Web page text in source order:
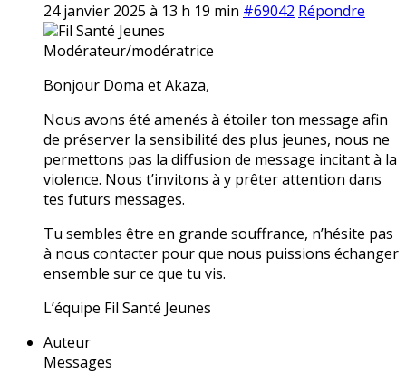
24 janvier 2025 à 13 h 19 min #69042 Répondre
Fil Santé Jeunes
Modérateur/modératrice
Bonjour Doma et Akaza,
Nous avons été amenés à étoiler ton message afin
de préserver la sensibilité des plus jeunes, nous ne
permettons pas la diffusion de message incitant à la
violence. Nous t’invitons à y prêter attention dans
tes futurs messages.
Tu sembles être en grande souffrance, n’hésite pas
à nous contacter pour que nous puissions échanger
ensemble sur ce que tu vis.
L’équipe Fil Santé Jeunes
Auteur
Messages